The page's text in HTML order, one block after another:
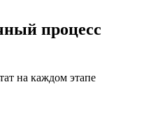
процесс
на каждом этапе